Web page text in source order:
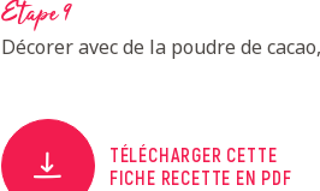
Etape 9
Décorer avec de la poudre de
TÉLÉCHARGER CETTE
FICHE RECETTE EN PDF